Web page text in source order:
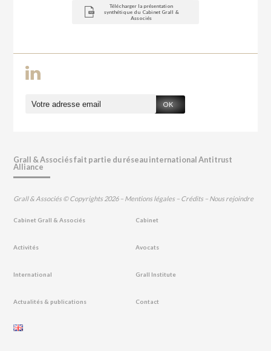
Télécharger la présentation
synthétique du Cabinet Grall &
Associés
OK
Grall & Associés fait partie du réseau international Antitrust
Alliance
Grall & Associés © Copyrights 2026 – Mentions légales – Crédits – Nous rejoindre
Cabinet Grall & Associés Cabinet
Activités Avocats
International Grall Institute
Actualités & publications Contact